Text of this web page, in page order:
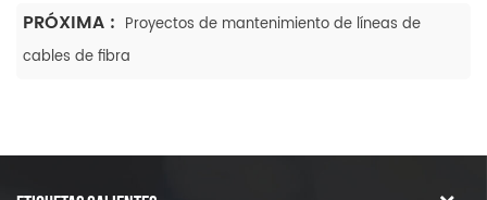
PRÓXIMA : Proyectos de mantenimiento de líneas de
cables de fibra